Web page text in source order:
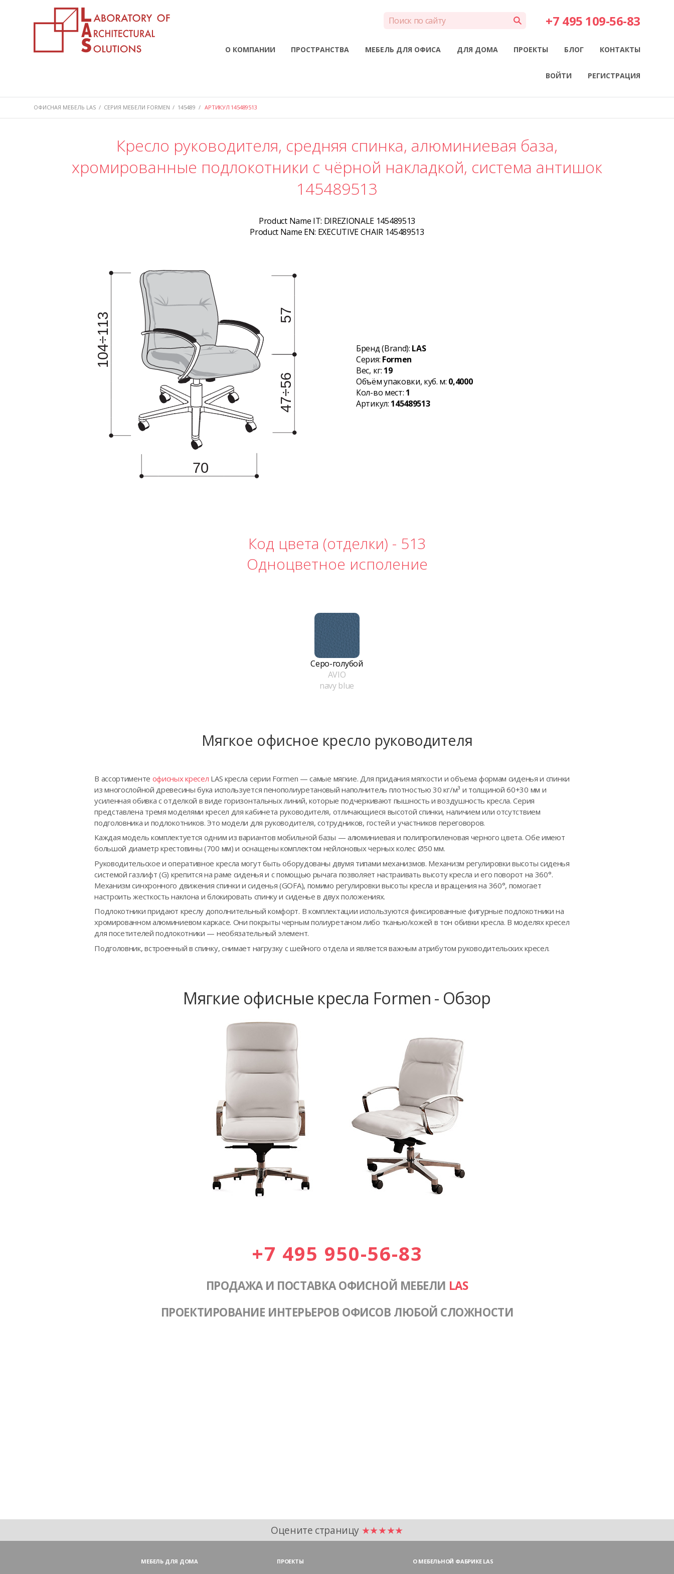
+7 495 109-56-83
О КОМПАНИИ ПРОСТРАНСТВА МЕБЕЛЬ ДЛЯ ОФИСА ДЛЯ ДОМА ПРОЕКТЫ БЛОГ КОНТАКТЫ
ВОЙТИ РЕГИСТРАЦИЯ
ОФИСНАЯ МЕБЕЛЬ LAS / СЕРИЯ МЕБЕЛИ FORMEN / 145489 / АРТИКУЛ 145489513
Кресло руководителя, средняя спинка, алюминиевая база,
хромированные подлокотники с чёрной накладкой, система антишок
145489513
Product Name IT: DIREZIONALE 145489513
Product Name EN: EXECUTIVE CHAIR 145489513
Бренд (Brand): LAS
Серия: Formen
Вес, кг: 19
Объём упаковки, куб. м: 0,4000
Кол-во мест: 1
Артикул: 145489513
Код цвета (отделки) - 513
Одноцветное исполение
Серо-голубой
AVIO
navy blue
Мягкое офисное кресло руководителя
В ассортименте офисных кресел LAS кресла серии Formen — самые мягкие. Для придания мягкости и объема формам сиденья и спинки
из многослойной древесины бука используется пенополиуретановый наполнитель плотностью 30 кг/м³ и толщиной 60+30 мм и
усиленная обивка с отделкой в виде горизонтальных линий, которые подчеркивают пышность и воздушность кресла. Серия
представлена тремя моделями кресел для кабинета руководителя, отличающиеся высотой спинки, наличием или отсутствием
подголовника и подлокотников. Это модели для руководителя, сотрудников, гостей и участников переговоров.
Каждая модель комплектуется одним из вариантов мобильной базы — алюминиевая и полипропиленовая черного цвета. Обе имеют
большой диаметр крестовины (700 мм) и оснащены комплектом нейлоновых черных колес Ø50 мм.
Руководительское и оперативное кресла могут быть оборудованы двумя типами механизмов. Механизм регулировки высоты сиденья
системой газлифт (G) крепится на раме сиденья и с помощью рычага позволяет настраивать высоту кресла и его поворот на 360°.
Механизм синхронного движения спинки и сиденья (GOFA), помимо регулировки высоты кресла и вращения на 360°, помогает
настроить жесткость наклона и блокировать спинку и сиденье в двух положениях.
Подлокотники придают креслу дополнительный комфорт. В комплектации используются фиксированные фигурные подлокотники на
хромированном алюминиевом каркасе. Они покрыты черным полиуретаном либо тканью/кожей в тон обивки кресла. В моделях кресел
для посетителей подлокотники — необязательный элемент.
Подголовник, встроенный в спинку, снимает нагрузку с шейного отдела и является важным атрибутом руководительских кресел.
Мягкие офисные кресла Formen - Обзор
+7 495 950-56-83
ПРОДАЖА И ПОСТАВКА ОФИСНОЙ МЕБЕЛИ LAS
ПРОЕКТИРОВАНИЕ ИНТЕРЬЕРОВ ОФИСОВ ЛЮБОЙ СЛОЖНОСТИ
Оцените страницу ★★★★★
МЕБЕЛЬ ДЛЯ ДОМА ПРОЕКТЫ О МЕБЕЛЬНОЙ ФАБРИКЕ LAS